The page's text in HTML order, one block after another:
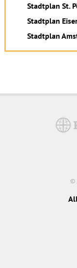
Stadtplan St.
Stadtplan
Stadtplan
©